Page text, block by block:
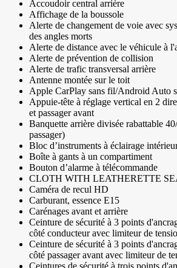
Accoudoir central arrière
Affichage de la boussole
Alerte de changement de voie avec
des angles morts
Alerte de distance avec le véhicule à
Alerte de prévention de collision
Alerte de trafic transversal arrière
Antenne montée sur le toit
Apple CarPlay sans fil/Android Auto
Appuie-tête à réglage vertical en 2
et passager avant
Banquette arrière divisée rabattable
passager)
Bloc d’instruments à éclairage
Boîte à gants à un compartiment
Bouton d’alarme à télécommande
CLOTH WITH LEATHERETTE
Caméra de recul HD
Carburant, essence E15
Carénages avant et arrière
Ceinture de sécurité à 3 points
côté conducteur avec limiteur de
Ceinture de sécurité à 3 points
côté passager avant avec limiteur de
Ceintures de sécurité à trois points